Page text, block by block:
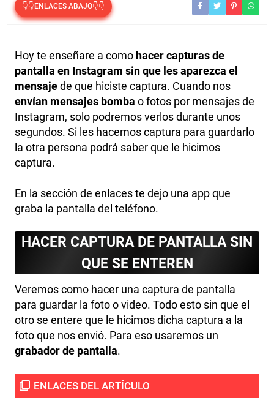
👇👇ENLACES ABAJO👇👇
Hoy te enseñare a como hacer capturas de
pantalla en Instagram sin que les aparezca el
mensajede que hiciste captura. Cuando nos
envían mensajes bomba o fotos por mensajes de
Instagram, solo podremos verlos durante unos
segundos. Si les hacemos captura para guardarlo
la otra persona podrá saber que le hicimos
captura.
En la sección de enlaces te dejo una app que
graba la pantalla del teléfono.
HACER CAPTURA DE PANTALLA SIN
QUE SE ENTEREN
Veremos como hacer una captura de pantalla
para guardar la foto o video. Todo esto sin que el
otro se entere que le hicimos dicha captura a la
foto que nos envió. Para eso usaremos un
grabador de pantalla.